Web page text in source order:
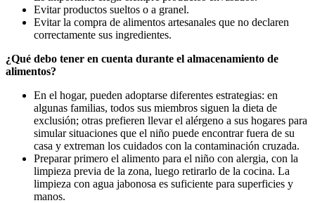
Evitar productos sueltos o a granel.
Evitar la compra de alimentos artesanales que no declaren
correctamente sus ingredientes.
¿Qué debo tener en cuenta durante el almacenamiento de
alimentos?
En el hogar, pueden adoptarse diferentes estrategias: en
algunas familias, todos sus miembros siguen la dieta de
exclusión; otras prefieren llevar el alérgeno a sus hogares para
simular situaciones que el niño puede encontrar fuera de su
casa y extreman los cuidados con la contaminación cruzada.
Preparar primero el alimento para el niño con alergia, con la
limpieza previa de la zona, luego retirarlo de la cocina. La
limpieza con agua jabonosa es suficiente para superficies y
manos.